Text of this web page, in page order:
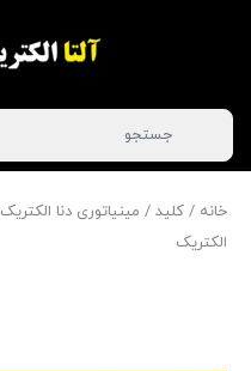
خانه / کلید / مینیاتوری دنا الکتریک
الکتریک